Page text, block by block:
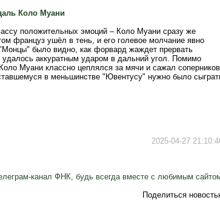
Коло Муани
положительных эмоций – Коло Муани сразу же
француз ушёл в тень, и его голевое молчание явно
было видно, как форвард жаждет прервать
аккуратным ударом в дальний угол. Помимо
Муани классно цеплялся за мячи и сажал соперников
в меньшинстве "Ювентусу" нужно было
2025-04-27
канал ФНК, будь всегда вместе с любимым
Поделиться